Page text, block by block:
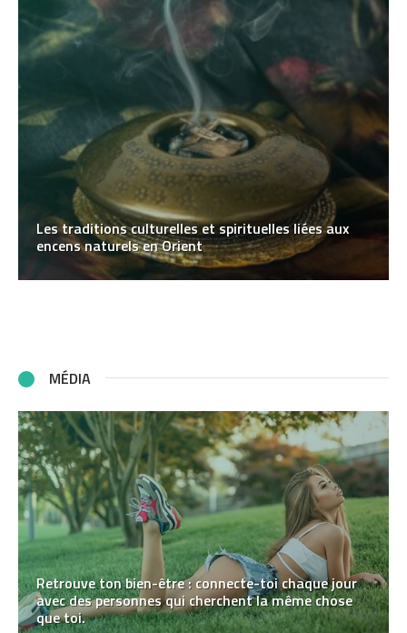
Les traditions culturelles et spirituelles liées aux
encens naturels en Orient
MÉDIA
Retrouve ton bien-être : connecte-toi chaque jour
avec des personnes qui cherchent la même chose
que toi.